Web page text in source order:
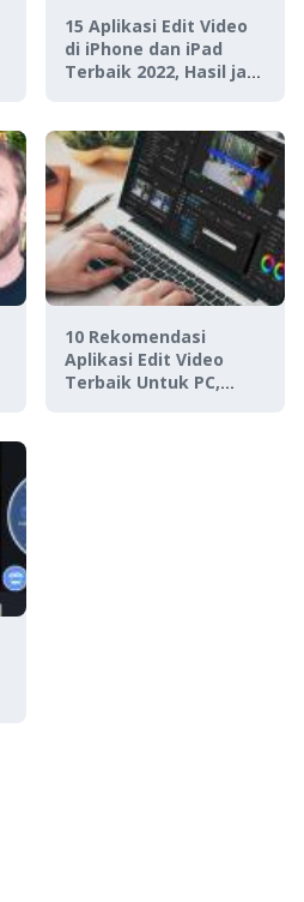
15 Aplikasi Edit Video
di iPhone dan iPad
Terbaik 2022, Hasil jadi
10 Rekomendasi
Aplikasi Edit Video
Terbaik Untuk PC,